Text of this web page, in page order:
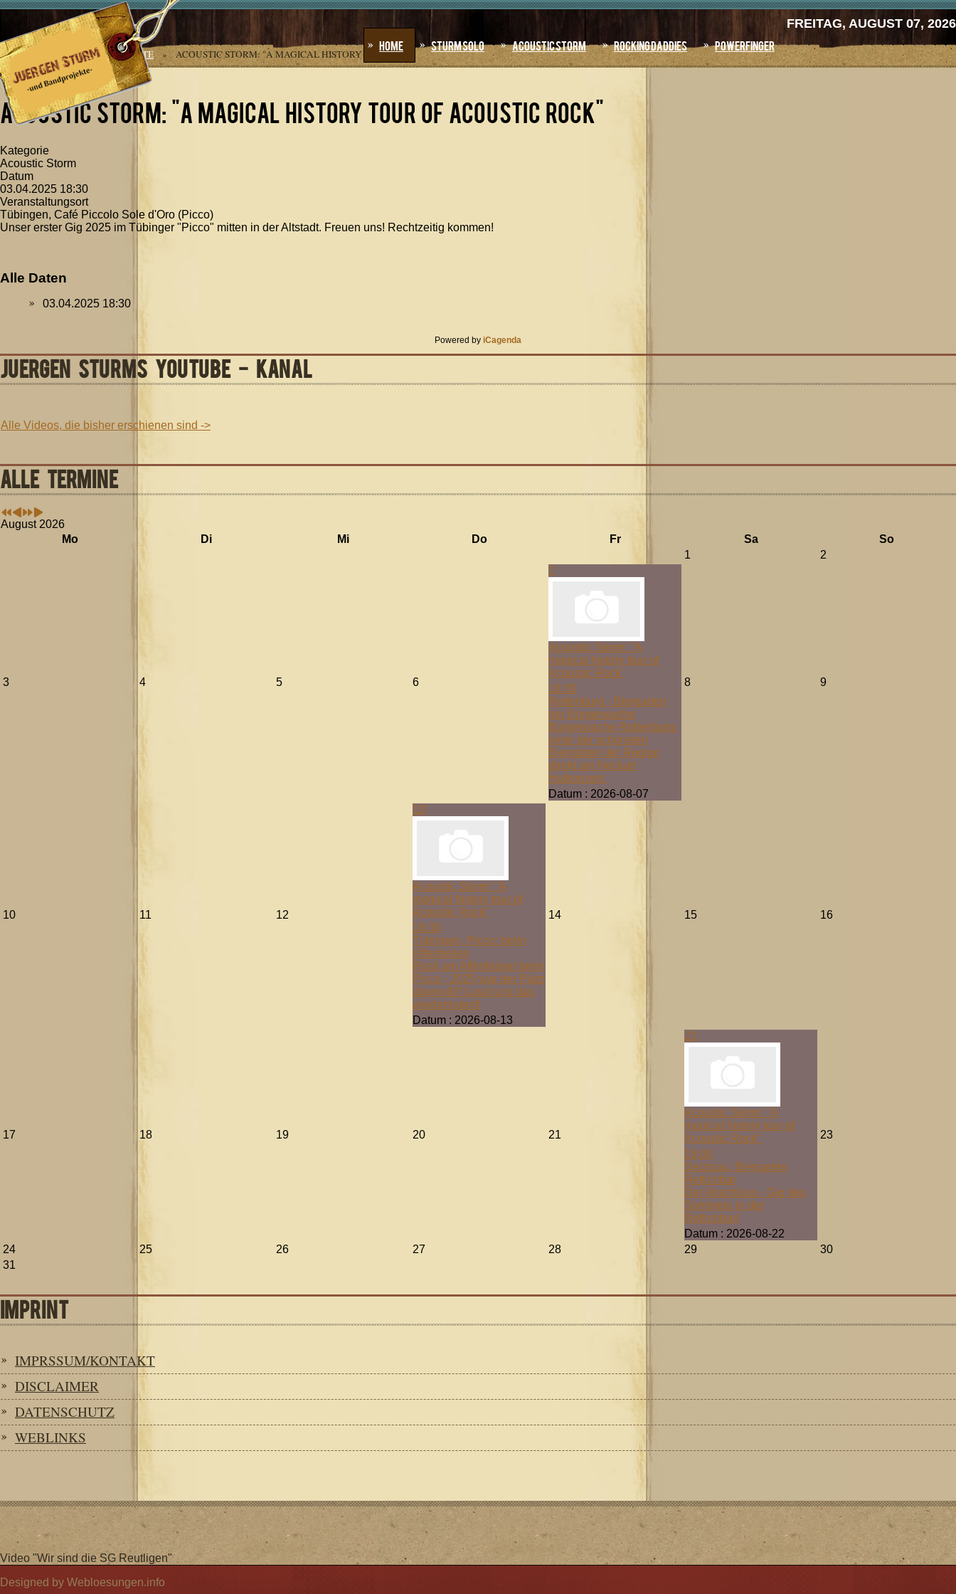
FREITAG, AUGUST 07, 2026
Home
Sturm Solo Acoustic Storm Rocking Daddies Powerfinger
AKTUELLE SEITE: STARTSEITE »
ACOUSTIC STORM: "A MAGICAL HISTORY
TOUR OF ACOUSTIC ROCK"
Acoustic Storm: "A magical history tour of Acoustic Rock"
Kategorie
Acoustic Storm
Datum
03.04.2025 18:30
Veranstaltungsort
Tübingen, Café Piccolo Sole d'Oro (Picco)
Unser erster Gig 2025 im Tübinger "Picco" mitten in der Altstadt. Freuen uns! Rechtzeitig kommen!
Alle Daten
03.04.2025 18:30
Powered by iCagenda
JUERGEN STURMS YOUTUBE - KANAL
Alle Videos, die bisher erschienen sind ->
ALLE TERMINE
JahrMonat
JahrMonat
August 2026
Mo
Di Mi Do Fr Sa
So
1
2
3 4 5 6
7
Acoustic Storm: "A
magical history tour of
Acoustic Rock"
18:30
Rottenburg - Biergarten
der Bürgerwache
Bürgerwache Rottenburg:
einer der schönsten
Biergärten der Region
direkt am Neckar!
Hutkonzert.
Datum : 2026-08-07
8 9
10 11 12
13
Acoustic Storm: "A
magical history tour of
Acoustic Rock"
18:30
Tübingen, Picco: beim
Affenfelsen
Rock am Affenfelsen beim
Picco - 2025 war der Platz
übervoll!!! Lasst uns das
wiederholen!!
Datum : 2026-08-13
14 15 16
17 18 19 20 21
22
Acoustic Storm: "A
magical history tour of
Acoustic Rock"
18:00
Deizisau, Biergarten
Rettichbar
Der Abschluss - Gig des
Sommers in der
Rettichbar!
Datum : 2026-08-22
23
24 25 26 27 28 29
30
31
IMPRINT
IMPRSSUM/KONTAKT
DISCLAIMER
DATENSCHUTZ
WEBLINKS
Video "Wir sind die SG Reutligen"
Designed by Webloesungen.info